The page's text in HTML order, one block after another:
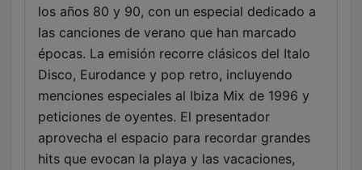
los años 80 y 90, con un especial dedicado a
las canciones de verano que han marcado
épocas. La emisión recorre clásicos del Italo
Disco, Eurodance y pop retro, incluyendo
menciones especiales al Ibiza Mix de 1996 y
peticiones de oyentes. El presentador
aprovecha el espacio para recordar grandes
hits que evocan la playa y las vacaciones,